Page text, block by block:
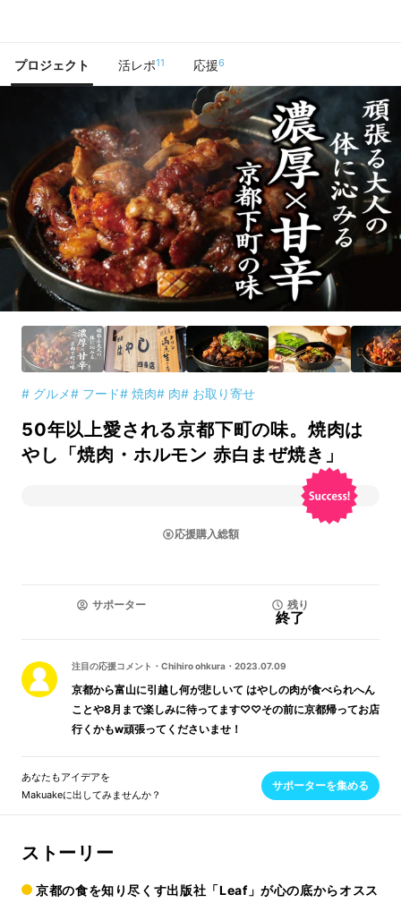
プロジェクト 活レポ11 応援6
# グルメ# フード# 焼肉# 肉# お取り寄せ
50年以上愛される京都下町の味。焼肉は
やし「焼肉・ホルモン 赤白まぜ焼き」
応援購入総額
サポーター 残り
終了
注目の応援コメント ・ Chihiro ohkura ・ 2023.07.09
京都から富山に引越し何が悲しいて はやしの肉が食べられへん
ことや8月まで楽しみに待ってます♡♡その前に京都帰ってお店
行くかもw頑張ってくださいませ！
あなたもアイデアを
Makuakeに出してみませんか？
サポーターを集める
ストーリー
京都の食を知り尽くす出版社「Leaf」が心の底からオスス